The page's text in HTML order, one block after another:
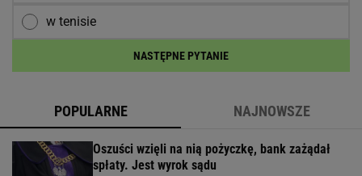
w tenisie
NASTĘPNE PYTANIE
POPULARNE NAJNOWSZE
Oszuści wzięli na nią pożyczkę, bank zażądał
spłaty. Jest wyrok sądu